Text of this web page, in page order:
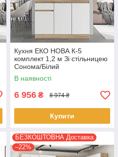
Кухня ЕКО НОВА К-5
комплект 1,2 м Зі стільницею
Сонома/Білий
В наявності
6 956 ₴ 8 974 ₴
Купити
БЕЗКОШТОВНА Доставка
–22%